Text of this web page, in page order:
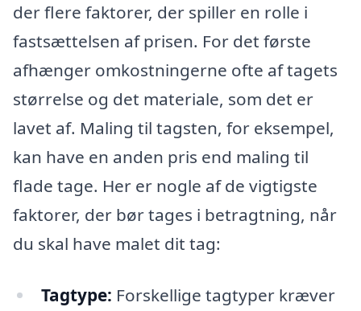
der flere faktorer, der spiller en rolle i
fastsættelsen af prisen. For det første
afhænger omkostningerne ofte af tagets
størrelse og det materiale, som det er
lavet af. Maling til tagsten, for eksempel,
kan have en anden pris end maling til
flade tage. Her er nogle af de vigtigste
faktorer, der bør tages i betragtning, når
du skal have malet dit tag:
Tagtype: Forskellige tagtyper kræver